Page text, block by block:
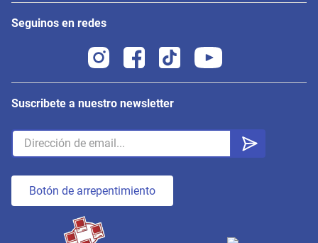
Seguinos en redes
Suscribete a nuestro newsletter
Botón de arrepentimiento